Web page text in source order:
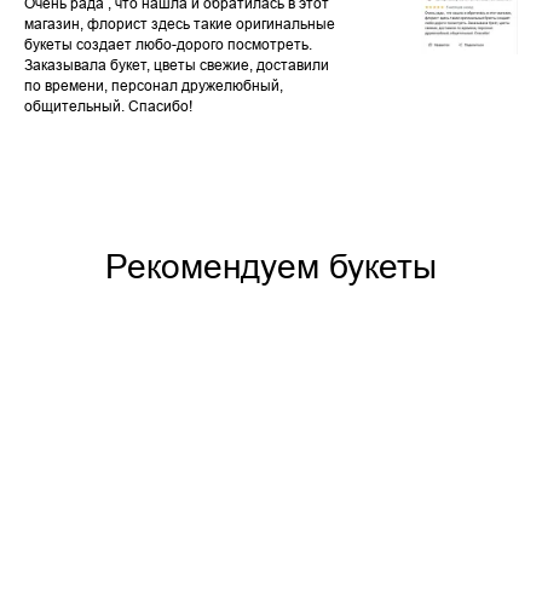
магазин, флорист здесь такие оригинальные
букеты создает любо-дорого посмотреть.
Заказывала букет, цветы свежие, доставили
по времени, персонал дружелюбный,
общительный. Спасибо!
Рекомендуем букеты